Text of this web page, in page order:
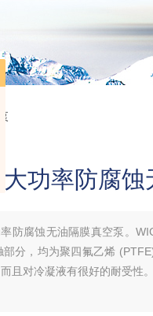
大功率防腐
防腐蚀无油隔膜真空泵。
分，均为聚四氟乙烯
且对冷凝液有很好的耐受性。